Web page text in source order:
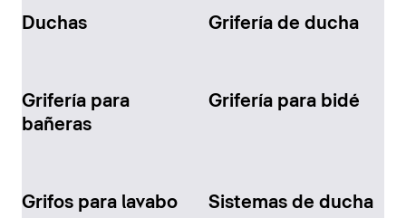
Duchas Grifería de ducha
Grifería para
bañeras
Grifería para bidé
Grifos para lavabo Sistemas de ducha